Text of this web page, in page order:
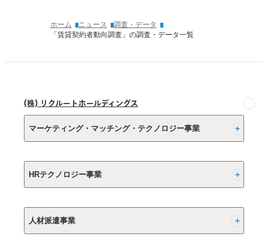
ホーム ニュース
調査・データ
「賃貸契約者動向調査」の調査・データ一覧
(株) リクルートホールディングス
マーケティング・マッチング・テクノロジー事業
(株) リクルート
HRテクノロジー事業
(株) インディードリクルートパートナーズ
人材派遣事業